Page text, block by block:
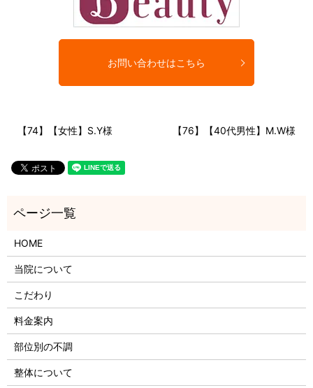
お問い合わせはこちら
【74】【女性】S.Y様 【76】【40代男性】M.W様
HOME
当院について
こだわり
料金案内
部位別の不調
整体について